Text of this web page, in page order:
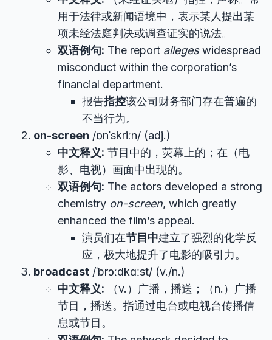
用于法律或新闻语境中，表示某人提出某
项未经法庭判决或调查证实的说法。
双语例句: The report allegeswidespread
misconduct within the corporation’s
financial department.
报告指控该公司财务部门存在普遍的
不当行为。
on-screen /ɒnˈskriːn/ (adj.)
中文释义: 节目中的，荧幕上的；在（电
影、电视）画面中出现的。
双语例句: The actors developed a strong
chemistry on-screen, which greatly
enhanced the film’s appeal.
演员们在节目中建立了强烈的化学反
应，极大地提升了电影的吸引力。
broadcast /ˈbrɔːdkɑːst/ (v./n.)
中文释义: （v.）广播，播送；（n.）广播
节目，播送。指通过电台或电视台传播信
息或节目。